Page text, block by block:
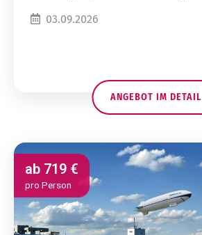
03.09.2026
ANGEBOT IM DETAIL
ab 719 €
pro Person